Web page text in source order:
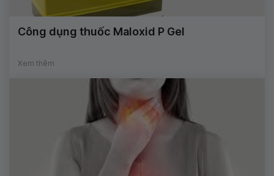
Công dụng thuốc Maloxid P Gel
Xem thêm